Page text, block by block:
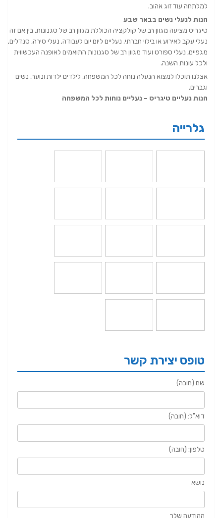
למלתחה עוד זוג אהוב.
חנות לנעלי נשים בבאר שבע
טיגריס מציעה מגוון רב של קולקציה הכוללת מגוון רב של סגנונות, בין אם זה
נעלי עקב לאירוע או בילוי חברתי, נעליים ליום יום לעבודה, נעלי סירה, סנדלים,
מגפיים, נעלי ספורט ועוד מגוון רב של סגנונות התואמים לאופנה העכשווית
ולכל עונות השנה.
אצלנו תוכלו למצוא הנעלה נוחה לכל המשפחה, לילדים ילדות ונוער, נשים
וגברים.
חנות נעליים טיגריס – נעליים נוחות לכל המשפחה
גלרייה
טופס יצירת קשר
שם (חובה)
דוא"ל: (חובה)
טלפון: (חובה)
נושא
ההודעה שלך